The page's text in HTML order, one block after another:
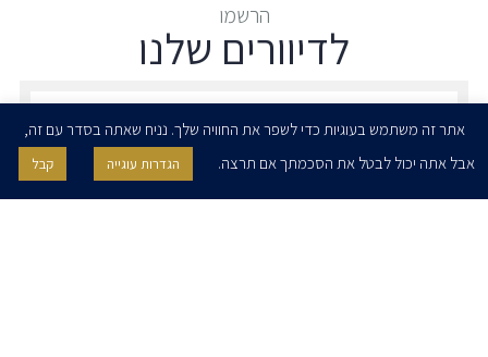
הרשמו
לדיוורים שלנו
אני מאשר/ת בזאת להרצוג, פוקס, נאמן ושות' לשלוח לי ניוזלטרים,
הודעות והזמנות לאירועים וכנסים. אני רשאי/ת לחזור בי מהסכמתי לעיל בכל
אתר זה משתמש בעוגיות כדי לשפר את החוויה שלך. נניח שאתה בסדר עם זה,
אבל אתה יכול לבטל את הסכמתך אם תרצה.
הגדרות עוגייה קבל